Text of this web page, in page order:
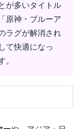
が多いタイトル
原神・ブルーア
ラグが解消され
て快適になっ
。